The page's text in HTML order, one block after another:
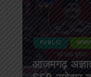
PUBLIC
आजमगढ़